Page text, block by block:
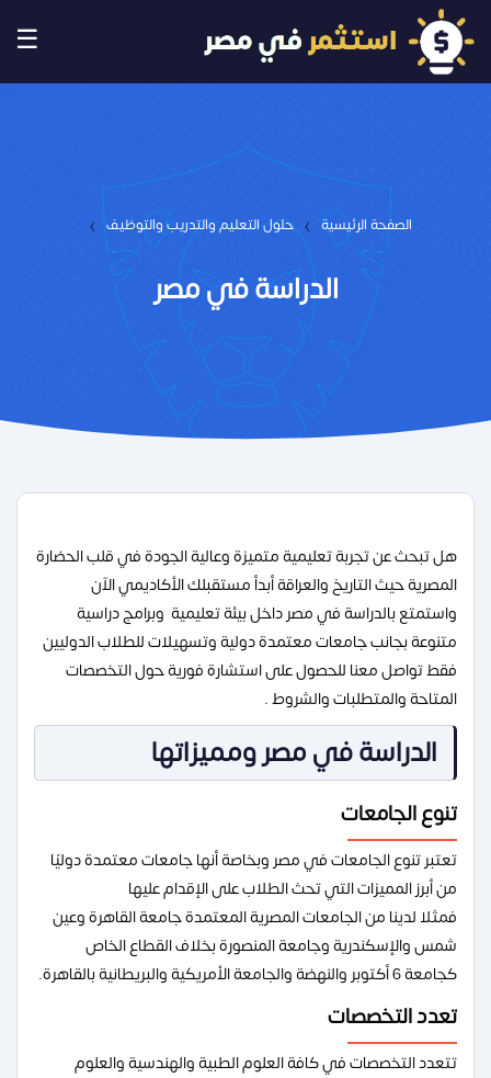
☰
الصفحة الرئيسية › حلول التعليم والتدريب والتوظيف ›
الدراسة في مصر
هل تبحث عن تجربة تعليمية متميزة وعالية الجودة في قلب الحضارة
المصرية حيث التاريخ والعراقة أبدأ مستقبلك الأكاديمي الآن
واستمتع بالدراسة في مصر داخل بيئة تعليمية وبرامج دراسية
متنوعة بجانب جامعات معتمدة دولية وتسهيلات للطلاب الدوليين
فقط تواصل معنا للحصول على استشارة فورية حول التخصصات
المتاحة والمتطلبات والشروط .
الدراسة في مصر ومميزاتها
تنوع الجامعات
تعتبر تنوع الجامعات في مصر وبخاصة أنها جامعات معتمدة دوليًا
من أبرز المميزات التي تحث الطلاب على الإقدام عليها
فمثلا لدينا من الجامعات المصرية المعتمدة جامعة القاهرة وعين
شمس والإسكندرية وجامعة المنصورة بخلاف القطاع الخاص
كجامعة 6 أكتوبر والنهضة والجامعة الأمريكية والبريطانية بالقاهرة.
تعدد التخصصات
تتعدد التخصصات في كافة العلوم الطبية والهندسية والعلوم